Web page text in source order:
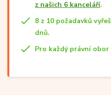
z našich 6 kanceláří.
8 z 10 požadavků
dnů.
Pro každý právní